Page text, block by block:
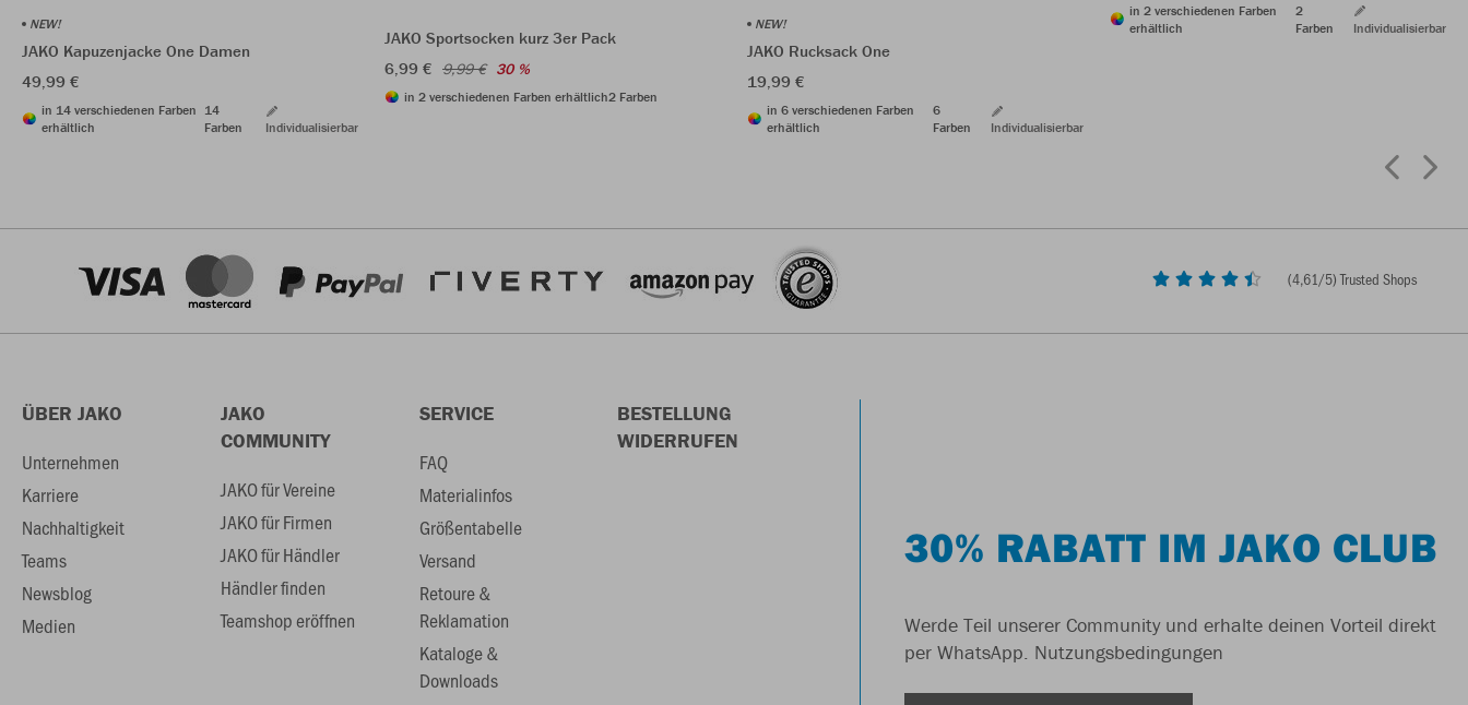
NEW!
JAKO Kapuzenjacke One Damen
49,99 €
in 14 verschiedenen Farben
erhältlich
14
Farben
Individualisierbar
JAKO Sportsocken kurz 3er Pack
6,99 € 9,99 € 30 %
in 2 verschiedenen Farben erhältlich2 Farben
NEW!
JAKO Rucksack One
19,99 €
in 6 verschiedenen Farben
erhältlich
6
Farben
Individualisierbar
in 2 verschiedenen Farben
erhältlich
2
Farben
Individualisierbar
(4,61/5) Trusted Shops
ÜBER JAKO
Unternehmen
Karriere
Nachhaltigkeit
Teams
Newsblog
Medien
JAKO
COMMUNITY
JAKO für Vereine
JAKO für Firmen
JAKO für Händler
Händler finden
Teamshop eröffnen
SERVICE
FAQ
Materialinfos
Größentabelle
Versand
Retoure &
Reklamation
Kataloge &
Downloads
BESTELLUNG
WIDERRUFEN
30% RABATT IM JAKO CLUB
Werde Teil unserer Community und erhalte deinen Vorteil direkt
per WhatsApp. Nutzungsbedingungen